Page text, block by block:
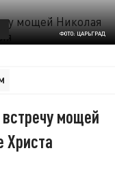
ФОТО: ЦАРЬГРАД
мощей
Христа